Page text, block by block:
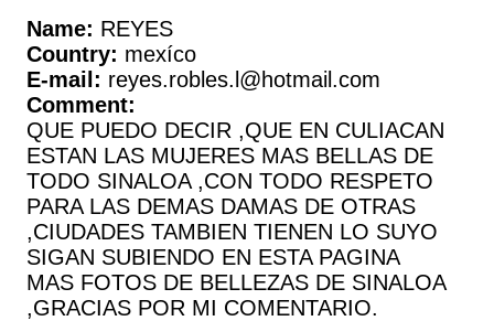
Name: REYES
Country: mexíco
E-mail: reyes.robles.l@hotmail.com
Comment:
QUE PUEDO DECIR ,QUE EN CULIACAN
ESTAN LAS MUJERES MAS BELLAS DE
TODO SINALOA ,CON TODO RESPETO
PARA LAS DEMAS DAMAS DE OTRAS
,CIUDADES TAMBIEN TIENEN LO SUYO
SIGAN SUBIENDO EN ESTA PAGINA
MAS FOTOS DE BELLEZAS DE SINALOA
,GRACIAS POR MI COMENTARIO.